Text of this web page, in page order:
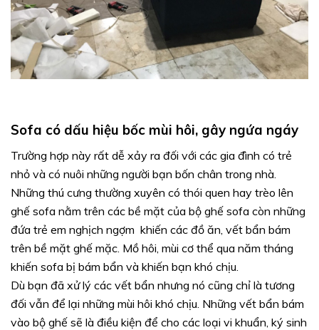
Sofa có dấu hiệu bốc mùi hôi, gây ngứa ngáy
Trường hợp này rất dễ xảy ra đối với các gia đình có trẻ
nhỏ và có nuôi những người bạn bốn chân trong nhà.
Những thú cưng thường xuyên có thói quen hay trèo lên
ghế sofa nằm trên các bề mặt của bộ ghế sofa còn những
đứa trẻ em nghịch ngợm khiến các đồ ăn, vết bẩn bám
trên bề mặt ghế mặc. Mồ hôi, mùi cơ thể qua năm tháng
khiến sofa bị bám bẩn và khiến bạn khó chịu.
Dù bạn đã xử lý các vết bẩn nhưng nó cũng chỉ là tương
đối vẫn để lại những mùi hôi khó chịu. Những vết bẩn bám
vào bộ ghế sẽ là điều kiện để cho các loại vi khuẩn, ký sinh